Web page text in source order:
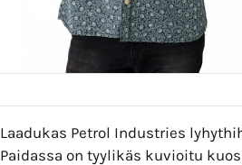
Laadukas Petrol Industries
Paidassa on tyylikäs kuvioitu